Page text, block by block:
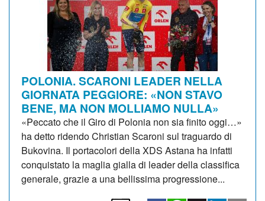
POLONIA. SCARONI LEADER NELLA
GIORNATA PEGGIORE: «NON STAVO
BENE, MA NON MOLLIAMO NULLA»
«Peccato che il Giro di Polonia non sia finito oggi…»
ha detto ridendo Christian Scaroni sul traguardo di
Bukovina. Il portacolori della XDS Astana ha infatti
conquistato la maglia gialla di leader della classifica
generale, grazie a una bellissima progressione...